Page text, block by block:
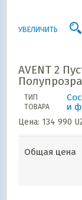
УВЕЛИЧИТЬ
AVENT 2
ТИП
ТОВАРА
и
Цена: 134 990
Общая цена